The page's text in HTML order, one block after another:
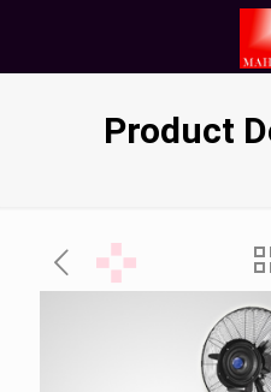
Product